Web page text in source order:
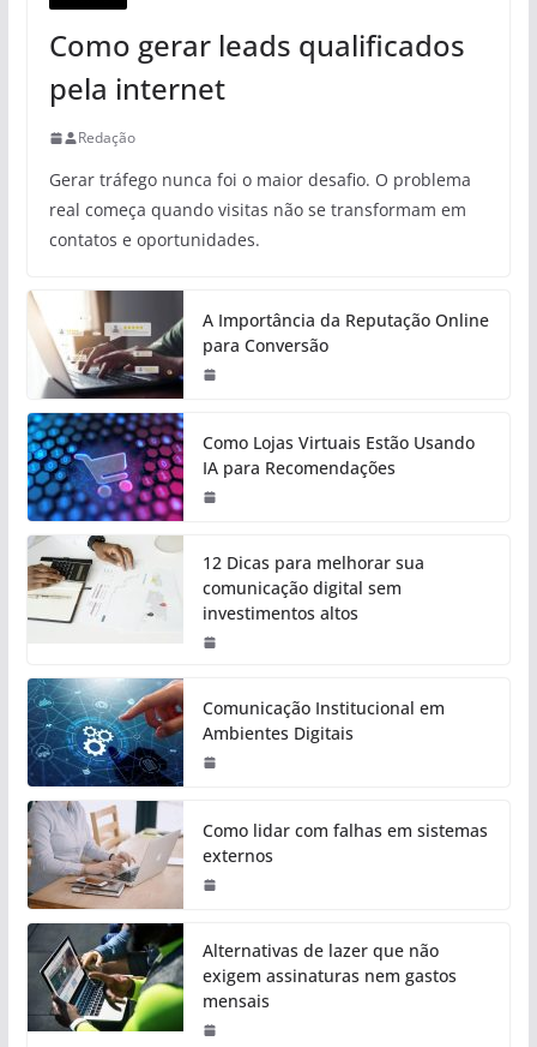
Como gerar leads qualificados
pela internet
Redação
Gerar tráfego nunca foi o maior desafio. O problema
real começa quando visitas não se transformam em
contatos e oportunidades.
A Importância da Reputação Online
para Conversão
Como Lojas Virtuais Estão Usando
IA para Recomendações
12 Dicas para melhorar sua
comunicação digital sem
investimentos altos
Comunicação Institucional em
Ambientes Digitais
Como lidar com falhas em sistemas
externos
Alternativas de lazer que não
exigem assinaturas nem gastos
mensais